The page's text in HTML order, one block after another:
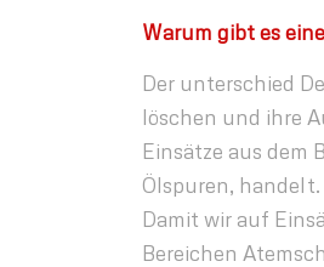
Warum gibt es
Der unterschied
löschen und ihre
Einsätze aus dem
Ölspuren, handelt.
Damit wir auf
Bereichen